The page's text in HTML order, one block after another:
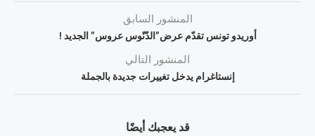
المنشور السابق
أوريدو تونس تقدّم عرض”الدّنّوس عروس” الجديد !
المنشور التالي
إنستاغرام يدخل تغييرات جديدة بالجملة
قد يعجبك أيضًا